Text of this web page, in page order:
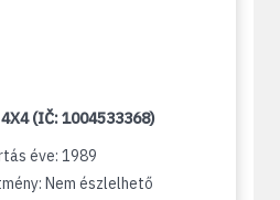
(IČ: 1004533368)
éve: 1989
Nem észlelhető